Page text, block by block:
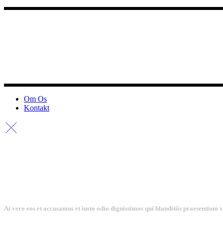
Om Os
Kontakt
At vero eos et accusamus et iusto odio dignissimos qui blanditiis praesentium